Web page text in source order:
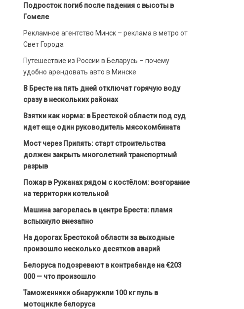
Подросток погиб после падения с высоты в
Гомеле
Рекламное агентство Минск – реклама в метро от
Свет Города
Путешествие из России в Беларусь – почему
удобно арендовать авто в Минске
В Бресте на пять дней отключат горячую воду
сразу в нескольких районах
Взятки как норма: в Брестской области под суд
идет еще один руководитель мясокомбината
Мост через Припять: старт строительства
должен закрыть многолетний транспортный
разрыв
Пожар в Ружанах рядом с костёлом: возгорание
на территории котельной
Машина загорелась в центре Бреста: пламя
вспыхнуло внезапно
На дорогах Брестской области за выходные
произошло несколько десятков аварий
Белоруса подозревают в контрабанде на €203
000 — что произошло
Таможенники обнаружили 100 кг пуль в
мотоцикле белоруса